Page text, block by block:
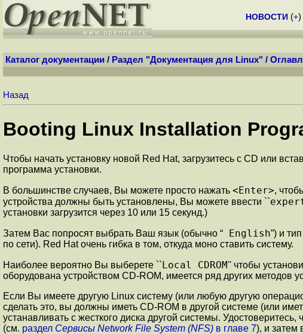
НОВОСТИ (+)
Каталог документации / Раздел "Документация для Linux" /
Назад
Booting Linux Installation
Чтобы начать установку новой Red Hat, загрузитесь с CD или
программа установки.
В большинстве случаев, Вы можете просто нажать <Enter>,
устройства должны быть установлены, Вы можете ввести ``
установки загрузится через 10 или 15 секунд.)
Затем Вас попросят выбрать Ваш язык (обычно “ English”) и
по сети). Red Hat очень гибка в том, откуда моно ставить систему.
Наиболее вероятно Вы выберете ``Local CDROM'' чтобы
оборудована устройством CD-ROM, имеется ряд других методов
Если Вы имеете другую Linux систему (или любую другую
сделать это, вы должны иметь CD-ROM в другой системе (или
устанавливать с жесткого диска другой системы.
(см. раздел Сервисы Network File System (NFS) в главе 7), и затем